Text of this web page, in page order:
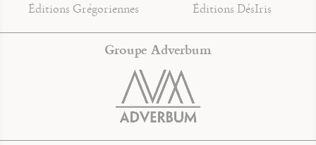
Éditions Grégoriennes Éditions DésIris
Groupe Adverbum